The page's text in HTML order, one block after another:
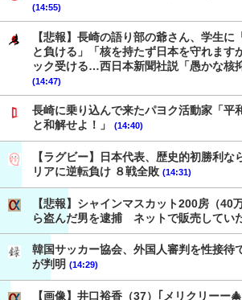
(14:55)
【悲報】長崎の語り部の爺さん、学生に
と負ける」「核を持たず日本を守れます
ック受ける…西日本新聞社説「愚かな核
(14:47)
長崎に乗り込んで来たパヨク活動家「平
と和解せよ！」
(14:40)
【ラグビー】日本代表、歴史的初勝利
リアに逆転負け ８戦全敗 (14:31)
【悲報】シャインマスカット200房（40
ら盗んだ男を逮捕 ネットで販売してい
韓国サッカー協会、外国人審判を性接待
が判明 (14:29)
【画像】井口裕香（37）｢メリクリーー